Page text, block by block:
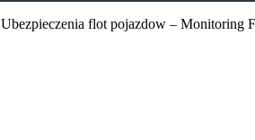
Ubezpieczenia flot pojazdow – Monitoring